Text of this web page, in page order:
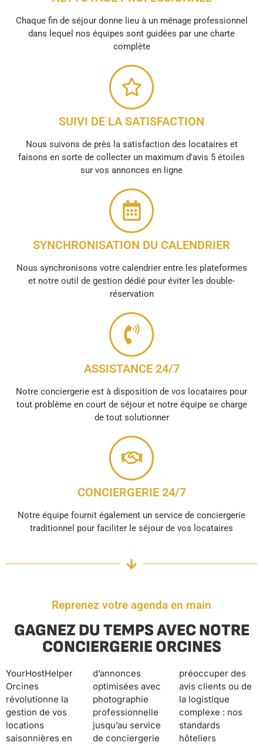
Chaque fin de séjour donne lieu à un ménage professionnel
dans lequel nos équipes sont guidées par une charte
complète
SUIVI DE LA SATISFACTION
Nous suivons de près la satisfaction des locataires et
faisons en sorte de collecter un maximum d'avis 5 étoiles
sur vos annonces en ligne
SYNCHRONISATION DU CALENDRIER
Nous synchronisons votre calendrier entre les plateformes
et notre outil de gestion dédié pour éviter les double-
réservation
ASSISTANCE 24/7
Notre conciergerie est à disposition de vos locataires pour
tout problème en court de séjour et notre équipe se charge
de tout solutionner
CONCIERGERIE 24/7
Notre équipe fournit également un service de conciergerie
traditionnel pour faciliter le séjour de vos locataires
Reprenez votre agenda en main
GAGNEZ DU TEMPS AVEC NOTRE
CONCIERGERIE ORCINES
YourHostHelper
Orcines
révolutionne la
gestion de vos
locations
saisonnières en
d’annonces
optimisées avec
photographie
professionnelle
jusqu’au service
de conciergerie
préoccuper des
avis clients ou de
la logistique
complexe : nos
standards
hôteliers